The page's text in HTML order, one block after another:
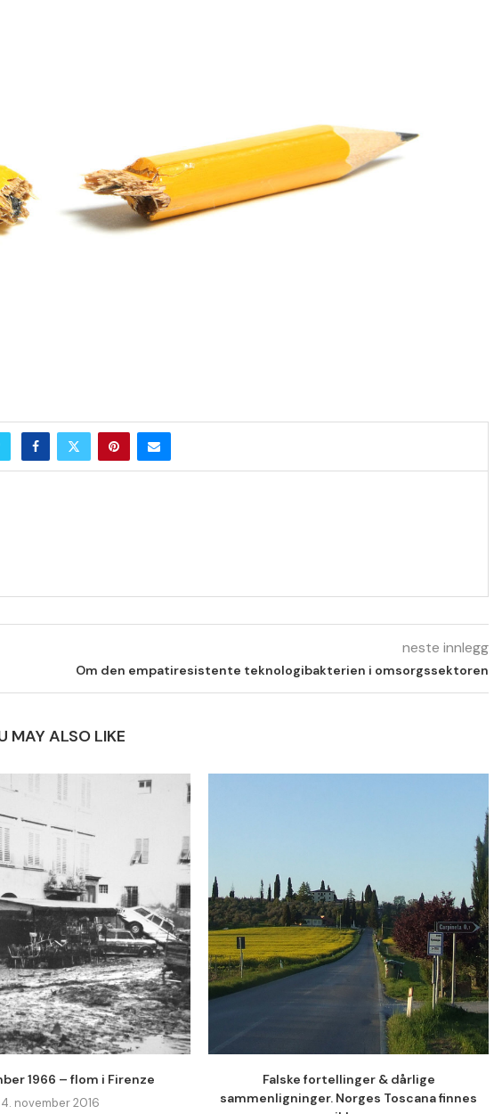
neste innlegg
Om den empatiresistente teknologibakterien i omsorgssektoren
MAY ALSO LIKE
1966 – flom i Firenze
4. november 2016
Falske fortellinger & dårlige
sammenligninger. Norges Toscana finnes